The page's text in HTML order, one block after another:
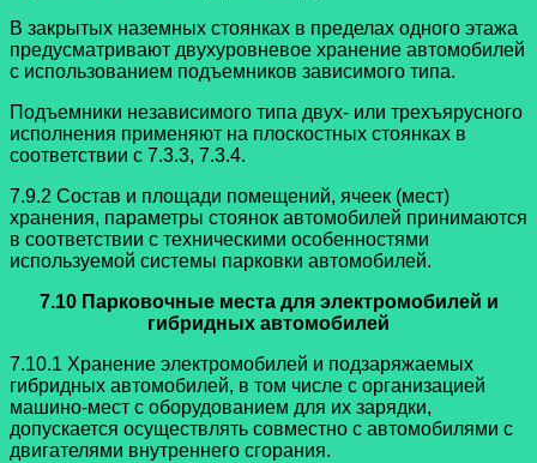
В закрытых наземных стоянках в пределах одного этажа
предусматривают двухуровневое хранение автомобилей
с использованием подъемников зависимого типа.
Подъемники независимого типа двух- или трехъярусного
исполнения применяют на плоскостных стоянках в
соответствии с 7.3.3, 7.3.4.
7.9.2 Состав и площади помещений, ячеек (мест)
хранения, параметры стоянок автомобилей принимаются
в соответствии с техническими особенностями
используемой системы парковки автомобилей.
7.10 Парковочные места для электромобилей и
гибридных автомобилей
7.10.1 Хранение электромобилей и подзаряжаемых
гибридных автомобилей, в том числе с организацией
машино-мест с оборудованием для их зарядки,
допускается осуществлять совместно с автомобилями с
двигателями внутреннего сгорания.